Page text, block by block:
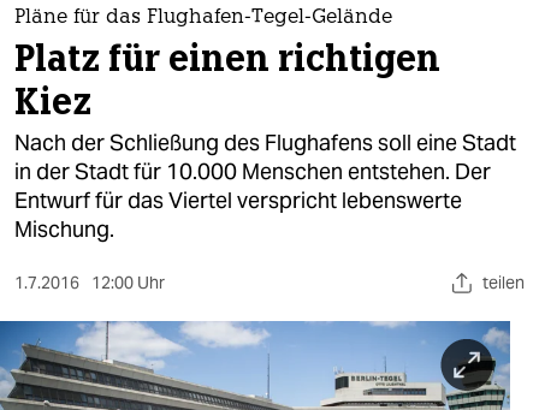
themen
politik
öko
gesellschaft
kultur
sport
berlin
nord
Pläne für das Flughafen-Tegel-Gelände
Platz für einen richtigen
Kiez
Nach der Schließung des Flughafens soll eine Stadt
in der Stadt für 10.000 Menschen entstehen. Der
Entwurf für das Viertel verspricht lebenswerte
Mischung.
1.7.2016 12:00 Uhr teilen